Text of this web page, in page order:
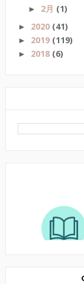
► 2月 (1)
► 2020 (41)
► 2019 (119)
► 2018 (6)